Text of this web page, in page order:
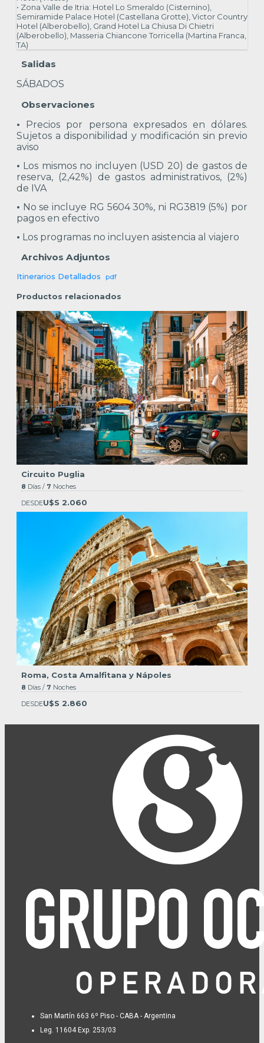
• Zona Valle de Itria: Hotel Lo Smeraldo (Cisternino),
Semiramide Palace Hotel (Castellana Grotte), Victor Country
Hotel (Alberobello), Grand Hotel La Chiusa Di Chietri
(Alberobello), Masseria Chiancone Torricella (Martina Franca,
TA)
Salidas
SÁBADOS
Observaciones
• Precios por persona expresados en dólares.
Sujetos a disponibilidad y modificación sin previo
aviso
• Los mismos no incluyen (USD 20) de gastos de
reserva, (2,42%) de gastos administrativos, (2%)
de IVA
• No se incluye RG 5604 30%, ni RG3819 (5%) por
pagos en efectivo
• Los programas no incluyen asistencia al viajero
Archivos Adjuntos
Itinerarios Detallados pdf
Productos relacionados
Circuito Puglia
8 Días / 7 Noches
DESDEU$S 2.060
Roma, Costa Amalfitana y Nápoles
8 Días / 7 Noches
DESDEU$S 2.860
San Martín 663 6º Piso - CABA - Argentina
Leg. 11604 Exp. 253/03